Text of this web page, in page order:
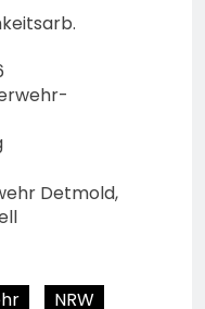
Detmold,
NRW